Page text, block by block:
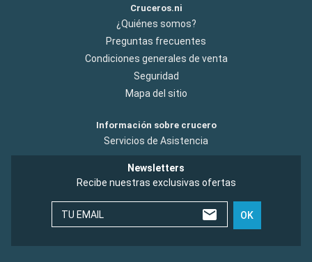
Cruceros.ni
¿Quiénes somos?
Preguntas frecuentes
Condiciones generales de venta
Seguridad
Mapa del sitio
Información sobre crucero
Servicios de Asistencia
Newsletters
Recibe nuestras exclusivas ofertas
TU EMAIL OK